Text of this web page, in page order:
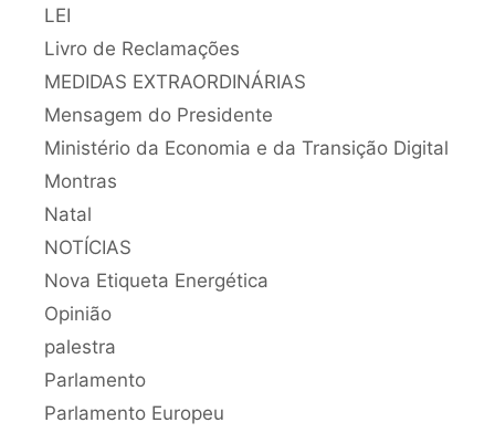
LEI
Livro de Reclamações
MEDIDAS EXTRAORDINÁRIAS
Mensagem do Presidente
Ministério da Economia e da Transição Digital
Montras
Natal
NOTÍCIAS
Nova Etiqueta Energética
Opinião
palestra
Parlamento
Parlamento Europeu